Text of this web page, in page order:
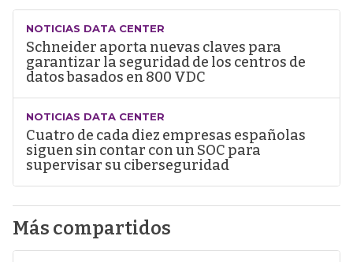
NOTICIAS DATA CENTER
Schneider aporta nuevas claves para
garantizar la seguridad de los centros de
datos basados en 800 VDC
NOTICIAS DATA CENTER
Cuatro de cada diez empresas españolas
siguen sin contar con un SOC para
supervisar su ciberseguridad
Más compartidos